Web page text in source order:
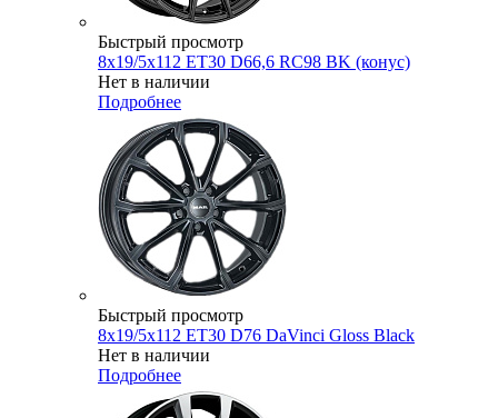
Быстрый просмотр
8x19/5x112 ET30 D66,6 RC98 BK (конус)
Нет в наличии
Подробнее
Быстрый просмотр
8x19/5x112 ET30 D76 DaVinci Gloss Black
Нет в наличии
Подробнее